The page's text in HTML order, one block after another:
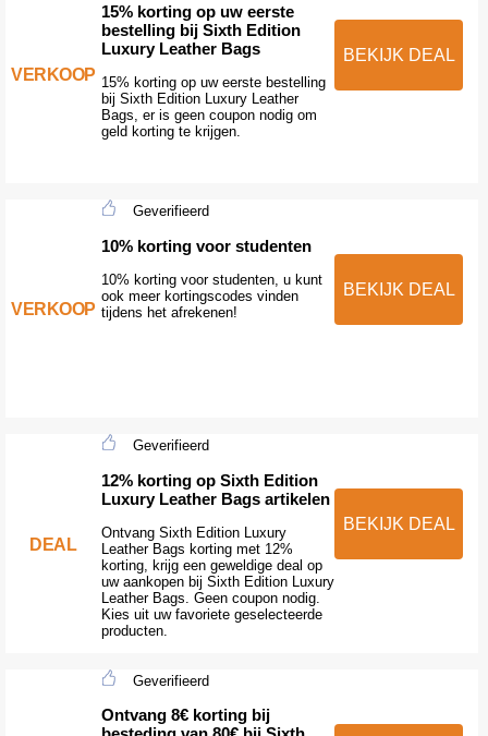
VERKOOP
15% korting op uw eerste
bestelling bij Sixth Edition
Luxury Leather Bags
15% korting op uw eerste bestelling
bij Sixth Edition Luxury Leather
Bags, er is geen coupon nodig om
geld korting te krijgen.
BEKIJK DEAL
VERKOOP
Geverifieerd
10% korting voor studenten
10% korting voor studenten, u kunt
ook meer kortingscodes vinden
tijdens het afrekenen!
BEKIJK DEAL
DEAL
Geverifieerd
12% korting op Sixth Edition
Luxury Leather Bags artikelen
Ontvang Sixth Edition Luxury
Leather Bags korting met 12%
korting, krijg een geweldige deal op
uw aankopen bij Sixth Edition Luxury
Leather Bags. Geen coupon nodig.
Kies uit uw favoriete geselecteerde
producten.
BEKIJK DEAL
Geverifieerd
Ontvang 8€ korting bij